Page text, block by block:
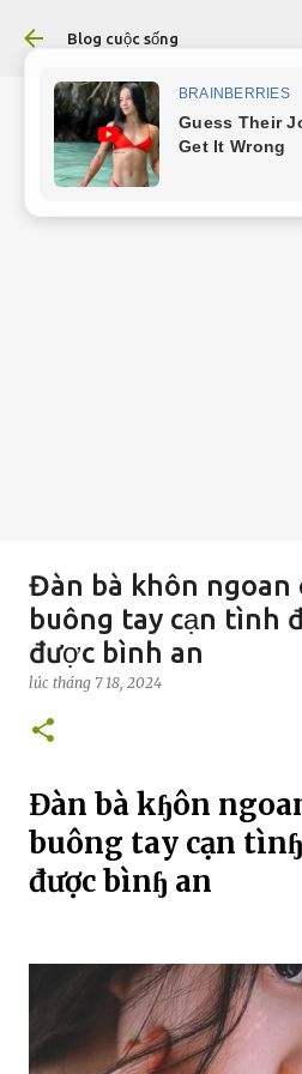
Chuyển đến nội
Blog cuộc sống
Đàn bà khôn ngoan
buông tay cạn tình
được bình an
lúc tháng 7 18, 2024
Đàn bà kɧôn
buông tay cạn
được bìnɧ an